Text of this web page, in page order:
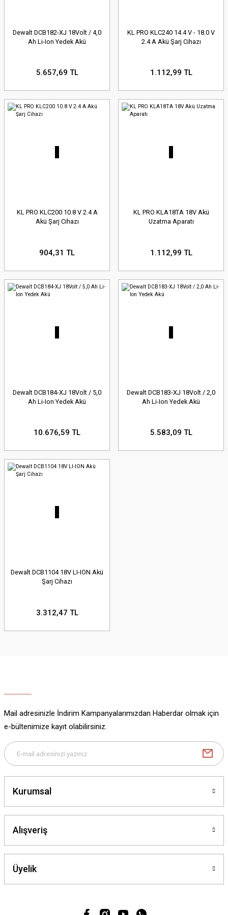
Dewalt DCB182-XJ 18Volt / 4,0
Ah Li-Ion Yedek Akü
5.657,69 TL
KL PRO KLC240 14.4 V - 18.0 V
2.4 A Akü Şarj Cihazı
1.112,99 TL
KL PRO KLC200 10.8 V 2.4 A
Akü Şarj Cihazı
904,31 TL
KL PRO KLA18TA 18V Akü
Uzatma Aparatı
1.112,99 TL
Dewalt DCB184-XJ 18Volt / 5,0
Ah Li-Ion Yedek Akü
10.676,59 TL
Dewalt DCB183-XJ 18Volt / 2,0
Ah Li-Ion Yedek Akü
5.583,09 TL
Dewalt DCB1104 18V LI-ION Akü
Şarj Cihazı
3.312,47 TL
Mail adresinizle İndirim Kampanyalarımızdan Haberdar olmak için
e-bültenimize kayıt olabilirsiniz.
Kurumsal
Alışveriş
Üyelik